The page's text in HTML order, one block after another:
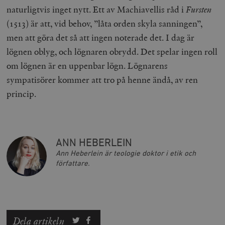
naturligtvis inget nytt. Ett av Machiavellis råd iFursten
(1513) är att, vid behov, ”låta orden skyla sanningen”,
men att göra det så att ingen noterade det. I dag är
lögnen oblyg, och lögnaren obrydd. Det spelar ingen roll
om lögnen är en uppenbar lögn. Lögnarens
sympatisörer kommer att tro på henne ändå, av ren
princip.
ANN HEBERLEIN
Ann Heberlein är teologie doktor i etik och
författare.
Dela artikeln
_hjFirstSeen
Hotjar Ltd
.timbro.se